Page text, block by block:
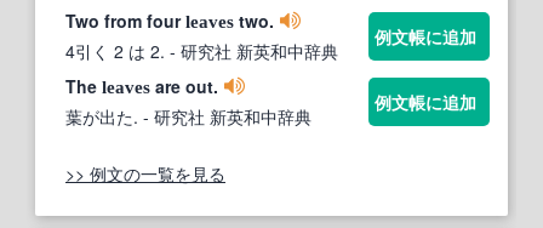
Two from fourleaves two.
4引く 2 は 2. - 研究社 新英和中辞典
例文帳に追加
The leaves are out.
葉が出た. - 研究社 新英和中辞典
例文帳に追加
>> 例文の一覧を見る